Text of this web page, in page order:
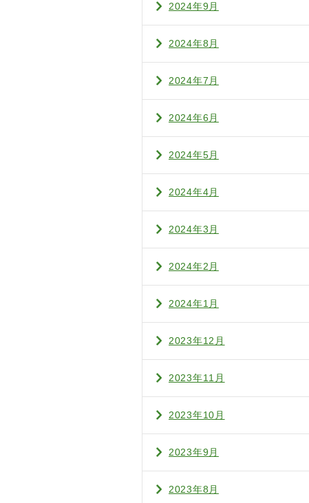
2024年9月
2024年8月
2024年7月
2024年6月
2024年5月
2024年4月
2024年3月
2024年2月
2024年1月
2023年12月
2023年11月
2023年10月
2023年9月
2023年8月